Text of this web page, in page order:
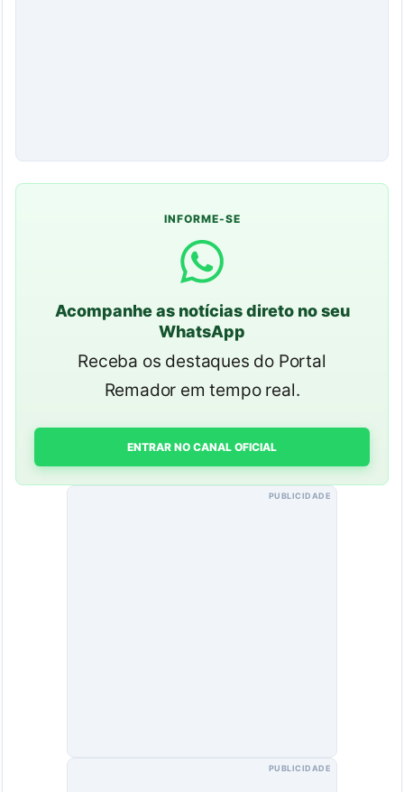
INFORME-SE
Acompanhe as notícias direto no seu
WhatsApp
Receba os destaques do Portal
Remador em tempo real.
ENTRAR NO CANAL OFICIAL
PUBLICIDADE
PUBLICIDADE